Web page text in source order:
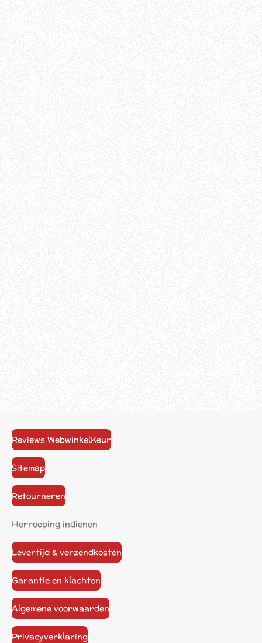
Reviews WebwinkelKeur
Sitemap
Retourneren
Herroeping indienen
Levertijd & verzendkosten
Garantie en klachten
Algemene voorwaarden
Privacyverklaring